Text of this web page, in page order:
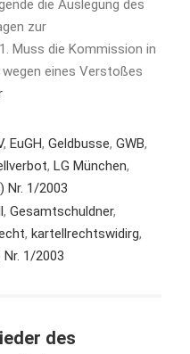
die Auslegung des
zur
Muss die Kommission in
eines Verstoßes
, EuGH, Geldbusse, GWB,
, LG München,
Nr. 1/2003
, Gesamtschuldner,
, kartellrechtswidirg,
Nr. 1/2003
des